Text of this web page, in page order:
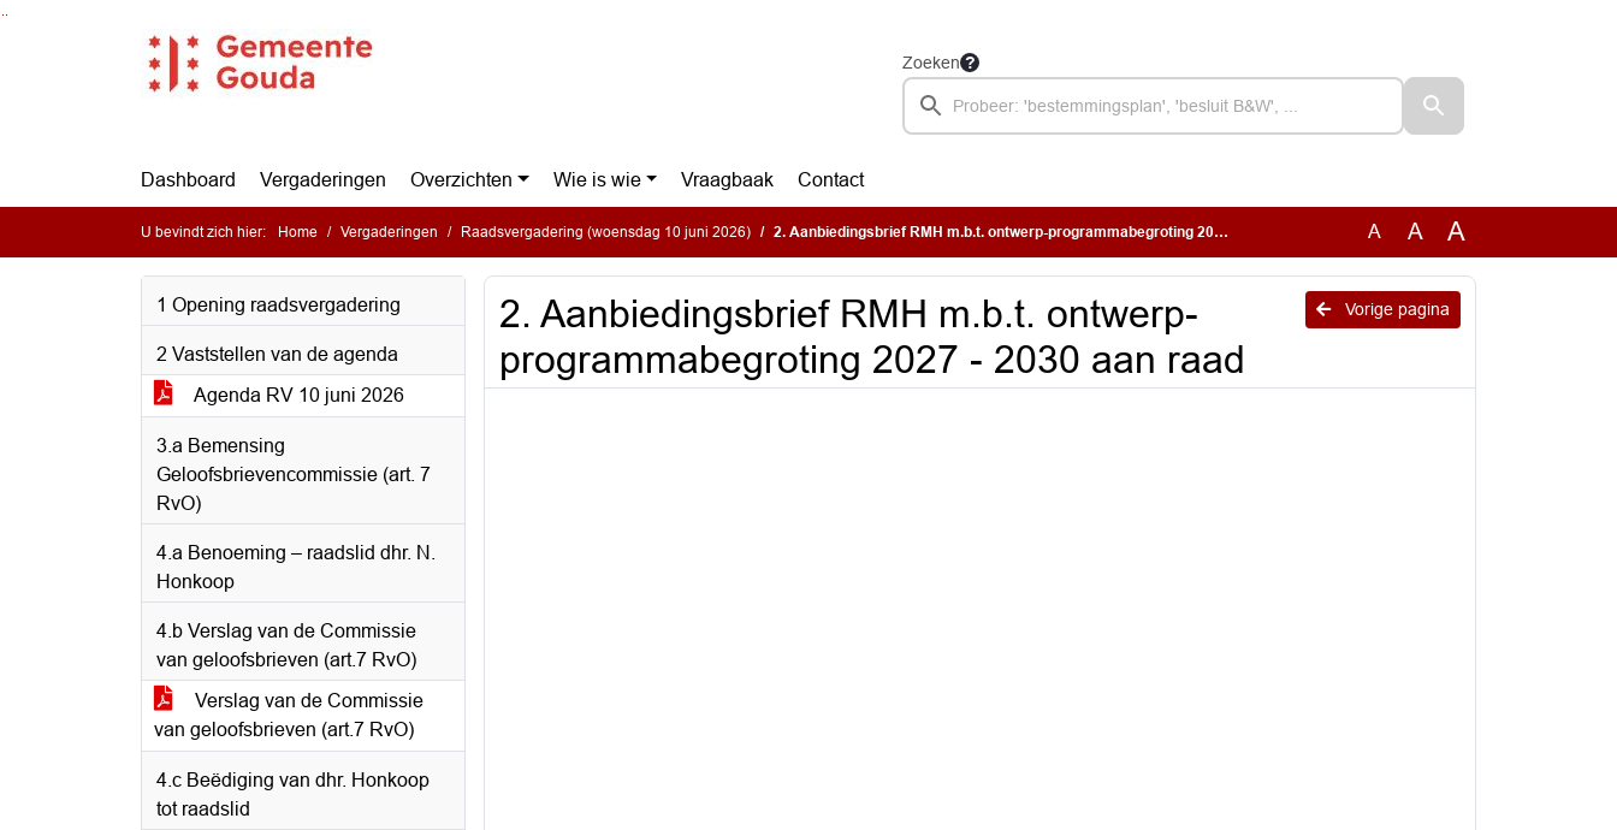
Ga naar de inhoud van deze pagina
Ga naar het zoeken
Ga naar het menu
Zoeken
Dashboard Vergaderingen Overzichten Wie is wie Vraagbaak Contact
U bevindt zich hier: Home Vergaderingen Raadsvergadering (woensdag 10 juni 2026) 2. Aanbiedingsbrief RMH m.b.t. ontwerp-programmabegroting 2027 - 2030 aan raad A A A
1 Opening raadsvergadering
2 Vaststellen van de agenda
Agenda RV 10 juni 2026
3.a Bemensing
Geloofsbrievencommissie (art. 7
RvO)
4.a Benoeming – raadslid dhr. N.
Honkoop
4.b Verslag van de Commissie
van geloofsbrieven (art.7 RvO)
Verslag van de Commissie
van geloofsbrieven (art.7 RvO)
4.c Beëdiging van dhr. Honkoop
tot raadslid
Vorige pagina
2. Aanbiedingsbrief RMH m.b.t. ontwerp-
programmabegroting 2027 - 2030 aan raad